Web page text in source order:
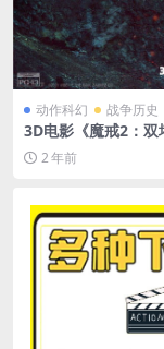
动作科幻 战争历史
3D电影《魔戒2：双
D左右格式 高清4K
R电影3D版
2 年前